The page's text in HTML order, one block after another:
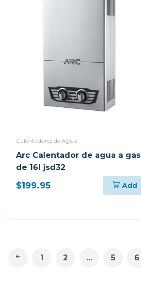
Calentadores de Agua
Arc Calentador de agua a gas
de 16l jsd32
$199.95 Add
1 2 ... 5 6